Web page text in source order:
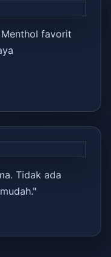
Menthol favorit
Tidak ada